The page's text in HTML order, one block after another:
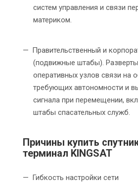
систем управления и связи
материком.
Правительственный и
(подвижные штабы).
оперативных узлов связи на
требующих автономности и
сигнала при перемещении,
штабы спасательных служб.
Причины купить
терминал KINGSAT
Гибкость настройки сети